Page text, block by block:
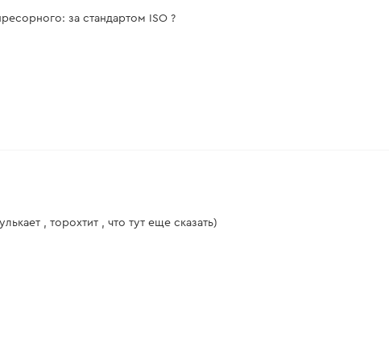
за стандартом ISO ?
, торохтит , что тут еще сказать)